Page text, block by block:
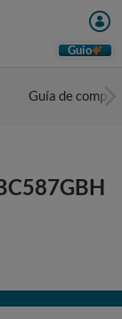
Guio
Guía de compra